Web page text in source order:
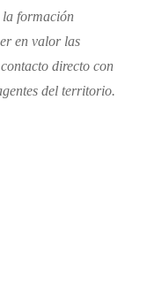
formación
en valor las
directo con
del territorio.